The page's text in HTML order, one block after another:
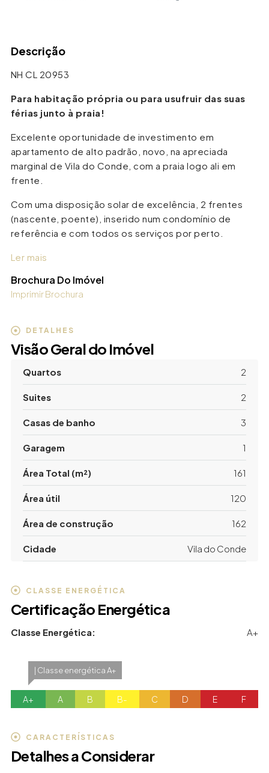
−
Descrição
NH CL 20953
Para habitação própria ou para usufruir das suas
férias junto à praia!
Excelente oportunidade de investimento em
apartamento de alto padrão, novo, na apreciada
marginal de Vila do Conde, com a praia logo ali em
frente.
Com uma disposição solar de excelência, 2 frentes
(nascente, poente), inserido num condomínio de
referência e com todos os serviços por perto.
Ler mais
Brochura Do Imóvel
Imprimir Brochura
DETALHES
Visão Geral do Imóvel
Quartos 2
Suites 2
Casas de banho 3
Garagem 1
Área Total (m²) 161
Área útil 120
Área de construção 162
Cidade Vila do Conde
CLASSE ENERGÉTICA
Certificação Energética
Classe Energética: A+
| Classe energética A+
A+ A B B- C D E F
CARACTERÍSTICAS
Detalhes a Considerar